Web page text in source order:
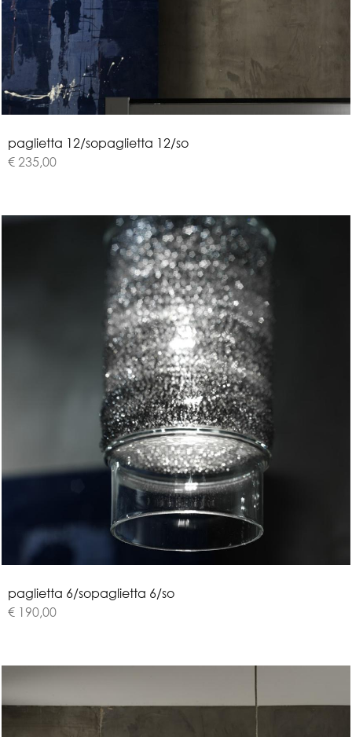
paglietta 12/sopaglietta 12/so
€ 235,00
paglietta 6/sopaglietta 6/so
€ 190,00